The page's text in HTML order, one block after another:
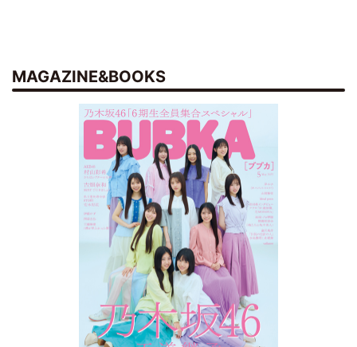
MAGAZINE&BOOKS